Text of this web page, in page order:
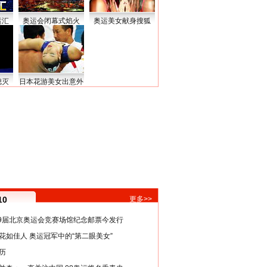
汇 奥运会闭幕式焰火 奥运美女献身搜狐
灭 日本花游美女出意外
更多>>
北京奥运会竞赛场馆纪念邮票今发行
如佳人 奥运冠军中的“第二眼美女”